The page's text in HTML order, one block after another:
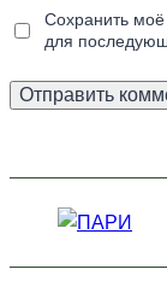
Сохранить
для